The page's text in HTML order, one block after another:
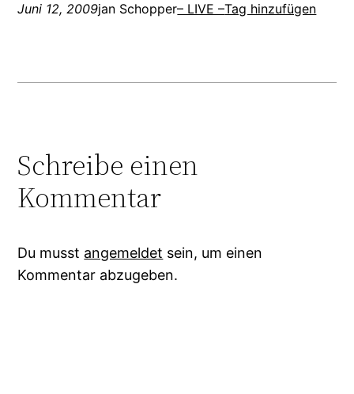
Juni 12, 2009jan Schopper– LIVE –Tag hinzufügen
Schreibe einen
Kommentar
Du musst angemeldet sein, um einen
Kommentar abzugeben.